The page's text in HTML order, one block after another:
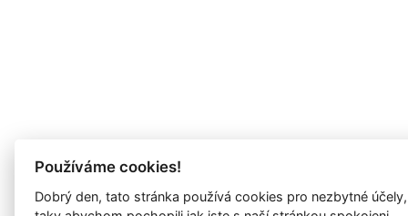
Používáme cookies!
Dobrý den, tato stránka používá cookies pro nezbytné